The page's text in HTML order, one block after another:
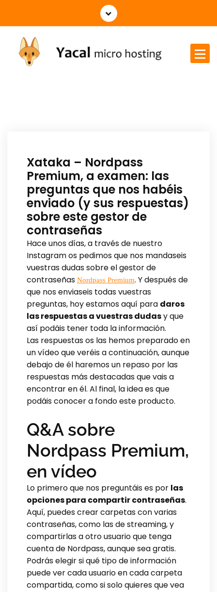
Xataka – Nordpass
Premium, a examen: las
preguntas que nos habéis
enviado (y sus respuestas)
sobre este gestor de
contraseñas
Hace unos días, a través de nuestro
Instagram os pedimos que nos mandaseis
vuestras dudas sobre el gestor de
contraseñas Nordpass Premium. Y después de
que nos enviaseis todas vuestras
preguntas, hoy estamos aquí para daros
las respuestas a vuestras dudasy que
así podáis tener toda la información.
Las respuestas os las hemos preparado en
un vídeo que veréis a continuación, aunque
debajo de él haremos un repaso por las
respuestas más destacadas que vais a
encontrar en él. Al final, la idea es que
podáis conocer a fondo este producto.
Q&A sobre
Nordpass Premium,
en vídeo
Lo primero que nos preguntáis es por las
opciones para compartir contraseñas.
Aquí, puedes crear carpetas con varias
contraseñas, como las de streaming, y
compartirlas a otro usuario que tenga
cuenta de Nordpass, aunque sea gratis.
Podrás elegir si qué tipo de información
puede ver cada usuario en cada carpeta
compartida, como si solo quieres que vea